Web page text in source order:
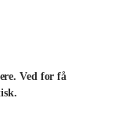
Ved for få